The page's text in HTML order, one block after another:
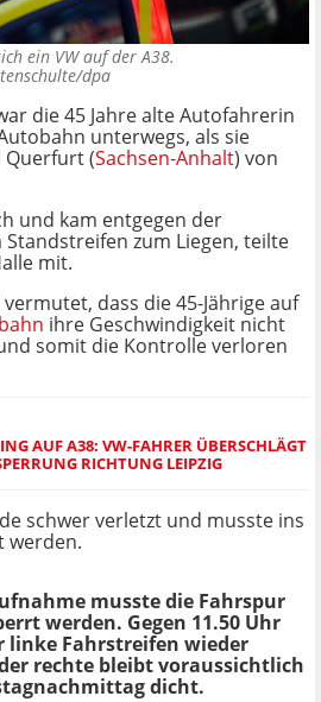
ein VW auf der A38.
dpa
die 45 Jahre alte Autofahrerin
unterwegs, als sie
Querfurt (Sachsen-Anhalt) von
und kam entgegen der
zum Liegen, teilte
mit.
dass die 45-Jährige auf
ihre Geschwindigkeit nicht
somit die Kontrolle verloren
AUF A38: VW-FAHRER ÜBERSCHLÄGT
RICHTUNG LEIPZIG
schwer verletzt und musste ins
werden.
musste die Fahrspur
werden. Gegen 11.50 Uhr
Fahrstreifen wieder
rechte bleibt voraussichtlich
dicht.